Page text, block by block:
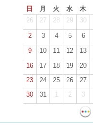
日 月 火 水
木
26
27 28 29 30
2 3 4 5
6
9
10 11 12
13
16
17 18 19
20
23
24 25 26
27
30
31 1 2 3